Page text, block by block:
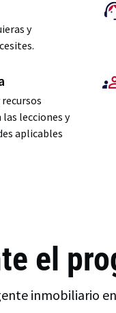
y
lecciones y
aplicables
el
inmobiliario